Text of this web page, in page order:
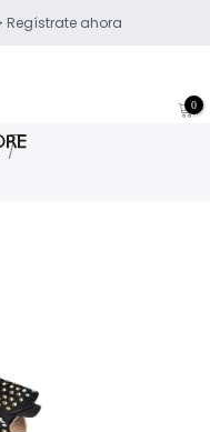
Regístrate ahora
0
/